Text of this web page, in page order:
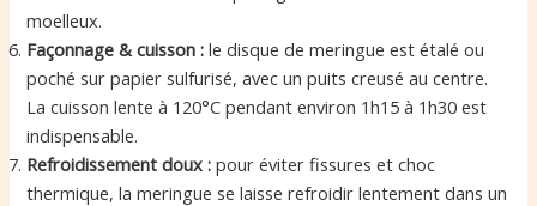
moelleux.
Façonnage & cuisson : le disque de meringue est étalé ou
poché sur papier sulfurisé, avec un puits creusé au centre.
La cuisson lente à 120°C pendant environ 1h15 à 1h30 est
indispensable.
Refroidissement doux : pour éviter fissures et choc
thermique, la meringue se laisse refroidir lentement dans un